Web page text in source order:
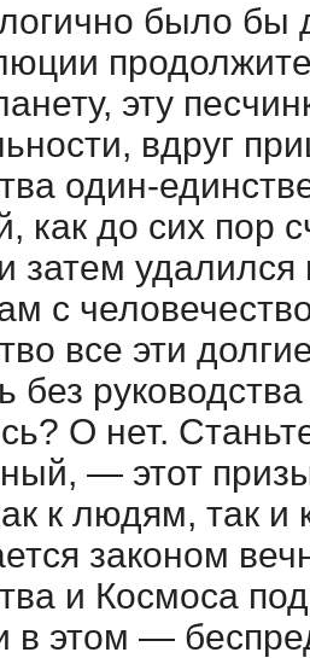
было бы
эту
вдруг
один-
как до сих пор
затем
с
все эти
без
О нет.
— этот
к людям, так и
законом
и Космоса
в этом —